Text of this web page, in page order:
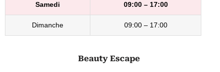
Samedi 09:00 – 17:00
Dimanche 09:00 – 17:00
Beauty Escape